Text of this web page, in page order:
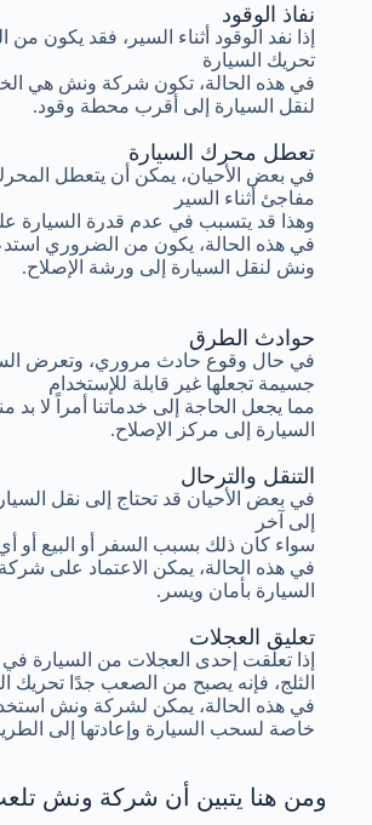
تعطل محرك السيارة
في بعض الأحيان، يمكن أن يتعطل
مفاجئ أثناء السير
وهذا قد يتسبب في عدم قدرة السيارة
في هذه الحالة، يكون من الضروري
ونش لنقل السيارة إلى ورشة الإصلاح.
نفاذ الوقود
إذا نفد الوقود أثناء السير، فقد يكون
تحريك السيارة
في هذه الحالة، تكون شركة ونش هي
لنقل السيارة إلى أقرب محطة وقود.
تعليق العجلات
إذا تعلقت إحدى العجلات من السيارة في
الثلج، فإنه يصبح من الصعب جدًا تحريك
في هذه الحالة، يمكن لشركة ونش
خاصة لسحب السيارة وإعادتها إلى
التنقل والترحال
في بعض الأحيان قد تحتاج إلى نقل
إلى آخر
سواء كان ذلك بسبب السفر أو البيع أو
في هذه الحالة، يمكن الاعتماد على
السيارة بأمان ويسر.
حوادث الطرق
في حال وقوع حادث مروري، وتعرض
جسيمة تجعلها غير قابلة للإستخدام
مما يجعل الحاجة إلى خدماتنا أمراً لا بد
السيارة إلى مركز الإصلاح.
ومن هنا يتبين أن شركة ونش